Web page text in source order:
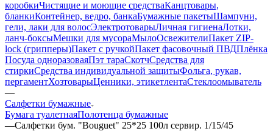
коробкиЧистящие и моющие средстваКанцтовары,
бланкиКонтейнер, ведро, банкаБумажные пакетыШампуни,
гели, лаки для волосЭлектротоварыЛичная гигиенаЛотки,
ланч-боксыМешки для мусораМылоОсвежителиПакет ZIP-
lock (грипперы)Пакет с ручкойПакет фасовочный ПВДПлёнка
Посуда одноразоваяПэт тараСкотчСредства для
стиркиСредства индивидуальной защитыФольга, рукав,
пергаментХозтоварыЦенники, этикетлентаСтеклоомыватель
—
Салфетки бумажные
Бумага туалетнаяПолотенца бумажные
—Салфетки бум. "Bouguet" 25*25 100л сервир. 1/15/45